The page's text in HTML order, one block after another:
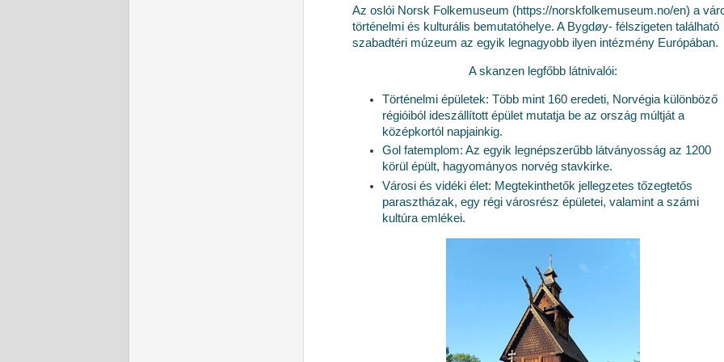
Az oslói Norsk Folkemuseum (https://norskfolkemuseum.no/en) a
történelmi és kulturális bemutatóhelye. A Bygdøy- félszigeten található
szabadtéri múzeum az egyik legnagyobb ilyen intézmény Európában.
A skanzen legfőbb látnivalói:
Történelmi épületek: Több mint 160 eredeti, Norvégia különböző
régióiból ideszállított épület mutatja be az ország múltját a
középkortól napjainkig.
Gol fatemplom: Az egyik legnépszerűbb látványosság az 1200
körül épült, hagyományos norvég stavkirke.
Városi és vidéki élet: Megtekinthetők jellegzetes tőzegtetős
parasztházak, egy régi városrész épületei, valamint a számi
kultúra emlékei.